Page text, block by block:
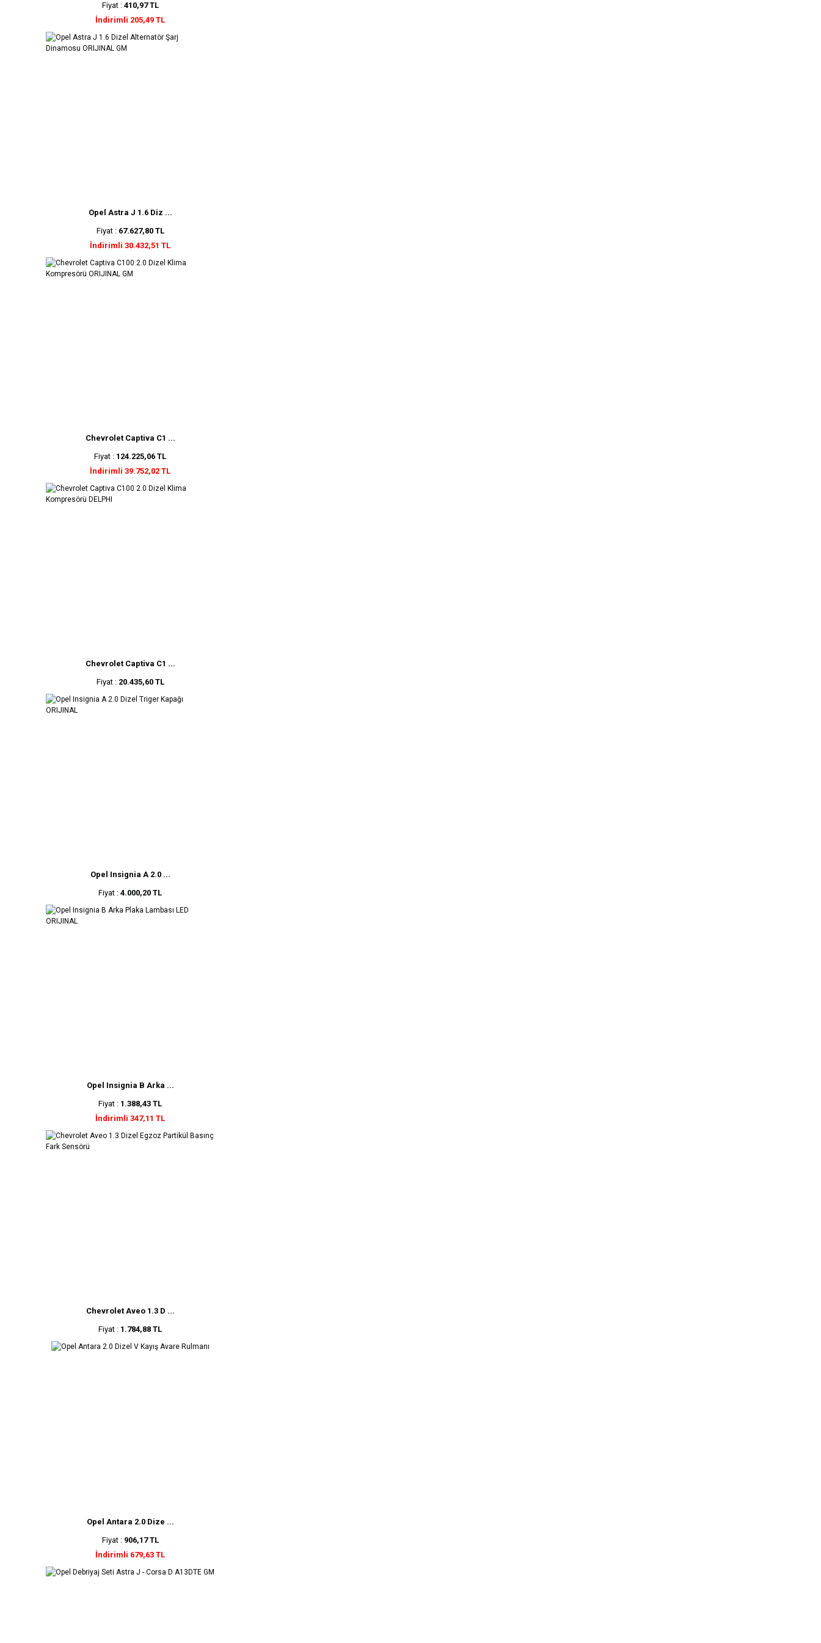
Fiyat : 410,97 TL
İndirimli 205,49 TL
Opel Astra J 1.6 Diz ...
Fiyat : 67.627,80 TL
İndirimli 30.432,51 TL
Chevrolet Captiva C1 ...
Fiyat : 124.225,06 TL
İndirimli 39.752,02 TL
Chevrolet Captiva C1 ...
Fiyat : 20.435,60 TL
Opel Insignia A 2.0 ...
Fiyat : 4.000,20 TL
Opel Insignia B Arka ...
Fiyat : 1.388,43 TL
İndirimli 347,11 TL
Chevrolet Aveo 1.3 D ...
Fiyat : 1.784,88 TL
Opel Antara 2.0 Dize ...
Fiyat : 906,17 TL
İndirimli 679,63 TL